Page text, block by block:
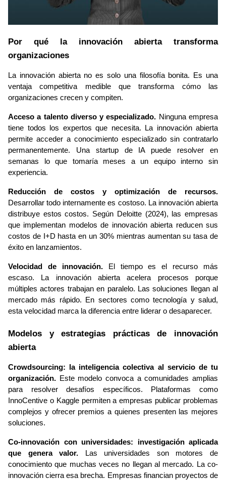
Por qué la innovación abierta transforma
organizaciones
La innovación abierta no es solo una filosofía bonita. Es una
ventaja competitiva medible que transforma cómo las
organizaciones crecen y compiten.
Acceso a talento diverso y especializado. Ninguna empresa
tiene todos los expertos que necesita. La innovación abierta
permite acceder a conocimiento especializado sin contratarlo
permanentemente. Una startup de IA puede resolver en
semanas lo que tomaría meses a un equipo interno sin
experiencia.
Reducción de costos y optimización de recursos.
Desarrollar todo internamente es costoso. La innovación abierta
distribuye estos costos. Según Deloitte (2024), las empresas
que implementan modelos de innovación abierta reducen sus
costos de I+D hasta en un 30% mientras aumentan su tasa de
éxito en lanzamientos.
Velocidad de innovación. El tiempo es el recurso más
escaso. La innovación abierta acelera procesos porque
múltiples actores trabajan en paralelo. Las soluciones llegan al
mercado más rápido. En sectores como tecnología y salud,
esta velocidad marca la diferencia entre liderar o desaparecer.
Modelos y estrategias prácticas de innovación
abierta
Crowdsourcing: la inteligencia colectiva al servicio de tu
organización. Este modelo convoca a comunidades amplias
para resolver desafíos específicos. Plataformas como
InnoCentive o Kaggle permiten a empresas publicar problemas
complejos y ofrecer premios a quienes presenten las mejores
soluciones.
Co-innovación con universidades: investigación aplicada
que genera valor. Las universidades son motores de
conocimiento que muchas veces no llegan al mercado. La co-
innovación cierra esa brecha. Empresas financian proyectos de